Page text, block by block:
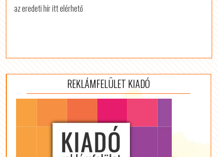
az eredeti hír itt elérhető
REKLÁMFELÜLET KIADÓ